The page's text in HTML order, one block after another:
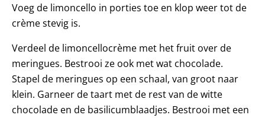
Voeg de limoncello in porties toe en klop weer tot de
crème stevig is.
Verdeel de limoncellocrème met het fruit over de
meringues. Bestrooi ze ook met wat chocolade.
Stapel de meringues op een schaal, van groot naar
klein. Garneer de taart met de rest van de witte
chocolade en de basilicumblaadjes. Bestrooi met een